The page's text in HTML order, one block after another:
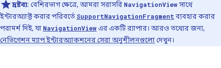
দ্রষ্টব্য: বেশিরভাগ ক্ষেত্রে, আমরা সরাসরি NavigationViewসাথে
ইন্টারঅ্যাক্ট করার পরিবর্তে SupportNavigationFragment ব্যবহার করার
পরামর্শ দিই, যা NavigationView এর একটি র‍্যাপার। আরও তথ্যের জন্য,
নেভিগেশন ম্যাপ ইন্টারঅ্যাকশনের সেরা অনুশীলনগুলোদেখুন।